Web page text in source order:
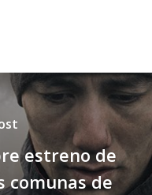
estreno de
comunas de